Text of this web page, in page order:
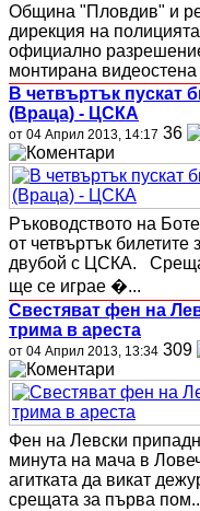
Община "Пловдив" и
дирекция на
официално
монтирана
В четвъртък пускат
(Враца) - ЦСКА
от 04 Април 2013, 14:17 36
Ръководството на
от четвъртък билетите
двубой с ЦСКА.
ще се играе �...
Свестяват фен на
трима в ареста
от 04 Април 2013, 13:34 309
Фен на Левски
минута на мача в
агитката да викат
срещата за първа